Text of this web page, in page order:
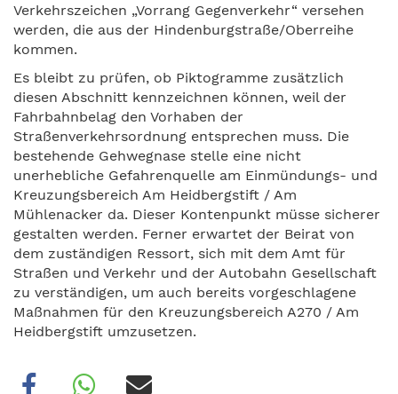
Verkehrszeichen „Vorrang Gegenverkehr“ versehen
werden, die aus der Hindenburgstraße/Oberreihe
kommen.
Es bleibt zu prüfen, ob Piktogramme zusätzlich
diesen Abschnitt kennzeichnen können, weil der
Fahrbahnbelag den Vorhaben der
Straßenverkehrsordnung entsprechen muss. Die
bestehende Gehwegnase stelle eine nicht
unerhebliche Gefahrenquelle am Einmündungs- und
Kreuzungsbereich Am Heidbergstift / Am
Mühlenacker da. Dieser Kontenpunkt müsse sicherer
gestalten werden. Ferner erwartet der Beirat von
dem zuständigen Ressort, sich mit dem Amt für
Straßen und Verkehr und der Autobahn Gesellschaft
zu verständigen, um auch bereits vorgeschlagene
Maßnahmen für den Kreuzungsbereich A270 / Am
Heidbergstift umzusetzen.